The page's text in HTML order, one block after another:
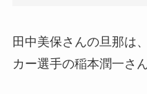
田中美保さんの旦那は
カー選手の稲本潤一さん